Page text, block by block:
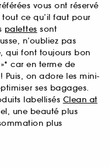
vous ont réservé
tout ce qu’il faut pour
palettes sont
n’oubliez pas
qui font toujours bon
car en terme de
Puis, on adore les mini-
ses bagages.
labellisés Clean at
une beauté plus
plus